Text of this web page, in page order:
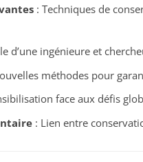
: Techniques de
d’une ingénieure et
méthodes pour
face aux défis
: Lien entre